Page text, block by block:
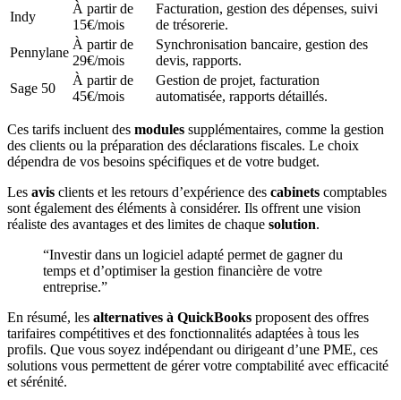
Indy
À partir de
15€/mois
Facturation, gestion des dépenses, suivi
de trésorerie.
Pennylane
À partir de
29€/mois
Synchronisation bancaire, gestion des
devis, rapports.
Sage 50
À partir de
45€/mois
Gestion de projet, facturation
automatisée, rapports détaillés.
Ces tarifs incluent des modules supplémentaires, comme la gestion
des clients ou la préparation des déclarations fiscales. Le choix
dépendra de vos besoins spécifiques et de votre budget.
Les avis clients et les retours d’expérience des cabinets comptables
sont également des éléments à considérer. Ils offrent une vision
réaliste des avantages et des limites de chaque solution.
“Investir dans un logiciel adapté permet de gagner du
temps et d’optimiser la gestion financière de votre
entreprise.”
En résumé, les alternatives à QuickBooks proposent des offres
tarifaires compétitives et des fonctionnalités adaptées à tous les
profils. Que vous soyez indépendant ou dirigeant d’une PME, ces
solutions vous permettent de gérer votre comptabilité avec efficacité
et sérénité.